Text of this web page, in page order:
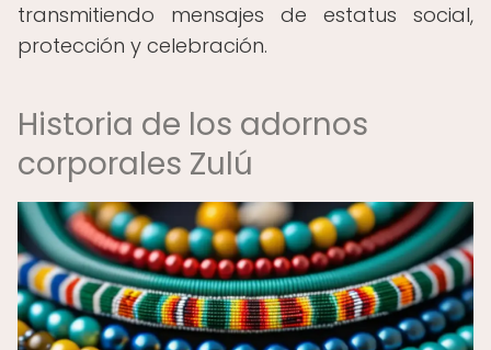
transmitiendo mensajes de estatus social,
protección y celebración.
Historia de los adornos
corporales Zulú